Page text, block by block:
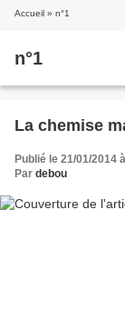
Accueil » n°1
n°1
La chemise
Publié le 21/01/2014
Par debou